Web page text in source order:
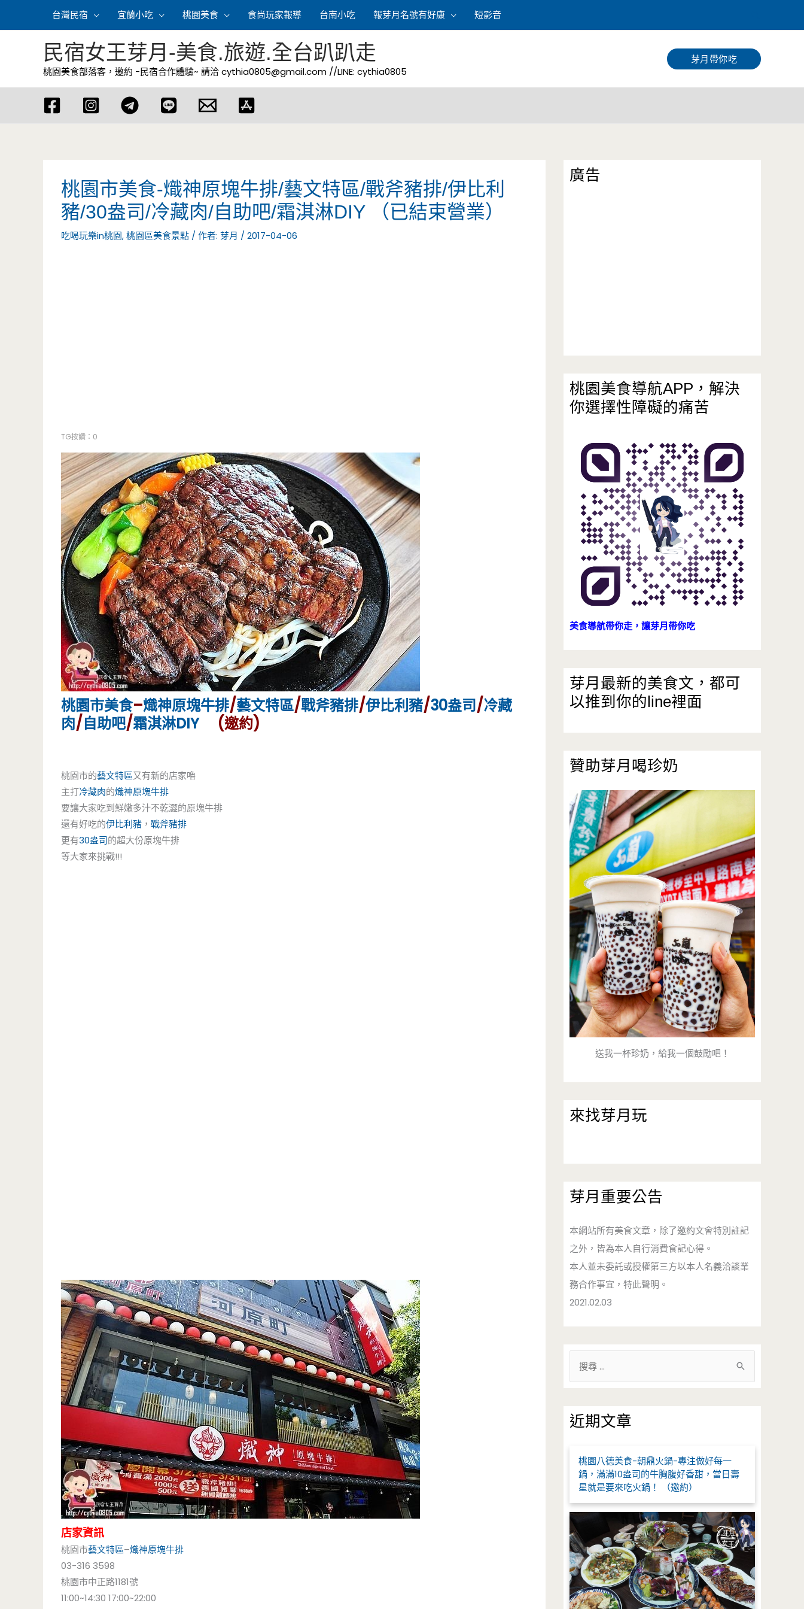
容
台灣民宿 宜蘭小吃 桃園美食 食尚玩家報導 台南小吃 報芽月名號有好康 短影音
尋
民宿女王芽月-美食.旅遊.全台趴趴走
桃園美食部落客，邀約 -民宿合作體驗~ 請洽cythia0805@gmail.com //LINE: cythia0805
芽月帶你吃
桃園市美食-熾神原塊牛排/藝文特區/戰斧豬排/伊比利
豬/30盎司/冷藏肉/自助吧/霜淇淋DIY （已結束營業）
吃喝玩樂in桃園,桃園區美食景點 / 作者: 芽月 / 2017-04-06
TG按讚：0
桃園市美食–熾神原塊牛排/藝文特區/戰斧豬排/伊比利豬/30盎司/冷藏
肉/自助吧/霜淇淋DIY(邀約)
桃園市的藝文特區又有新的店家嚕
主打冷藏肉的熾神原塊牛排
要讓大家吃到鮮嫩多汁不乾澀的原塊牛排
還有好吃的伊比利豬 ， 戰斧豬排
更有30盎司的超大份原塊牛排
等大家來挑戰!!!
店家資訊
桃園市藝文特區–熾神原塊牛排
03-316 3598
桃園市中正路1181號
11:00~14:30 17:00~22:00
廣告
桃園美食導航APP，解決
你選擇性障礙的痛苦
美食導航帶你走，讓芽月帶你吃
芽月最新的美食文，都可
以推到你的line裡面
贊助芽月喝珍奶
送我一杯珍奶，給我一個鼓勵吧！
來找芽月玩
芽月重要公告
本網站所有美食文章，除了邀約文會特別註記
之外，皆為本人自行消費食記心得。
本人並未委託或授權第三方以本人名義洽談業
務合作事宜，特此聲明。
2021.02.03
鍵
字
近期文章
桃園八德美食-朝鼎火鍋-專注做好每一
鍋，滿滿10盎司的牛胸腹好香甜，當日壽
星就是要來吃火鍋！ （邀約）